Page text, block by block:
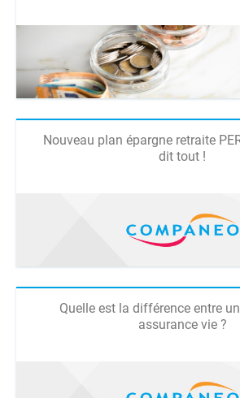
Nouveau plan épargne retraite
dit tout !
Quelle est la différence entre
assurance vie ?